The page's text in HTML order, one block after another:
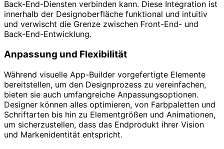
Back-End-Diensten verbinden kann. Diese Integration ist
innerhalb der Designoberfläche funktional und intuitiv
und verwischt die Grenze zwischen Front-End- und
Back-End-Entwicklung.
Anpassung und Flexibilität
Während visuelle App-Builder vorgefertigte Elemente
bereitstellen, um den Designprozess zu vereinfachen,
bieten sie auch umfangreiche Anpassungsoptionen.
Designer können alles optimieren, von Farbpaletten und
Schriftarten bis hin zu Elementgrößen und Animationen,
um sicherzustellen, dass das Endprodukt ihrer Vision
und Markenidentität entspricht.